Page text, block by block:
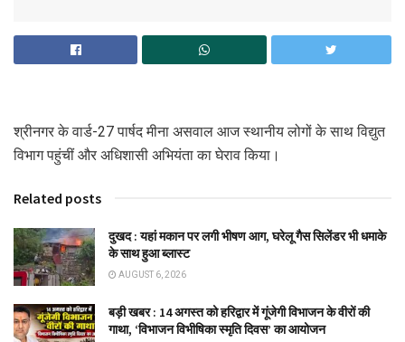
श्रीनगर के वार्ड-27 पार्षद मीना असवाल आज स्थानीय लोगों के साथ विद्युत
विभाग पहुंचीं और अधिशासी अभियंता का घेराव किया।
Related posts
दुखद : यहां मकान पर लगी भीषण आग, घरेलू गैस सिलेंडर भी धमाके
के साथ हुआ ब्लास्ट
AUGUST 6, 2026
बड़ी खबर : 14 अगस्त को हरिद्वार में गूंजेगी विभाजन के वीरों की
गाथा, ‘विभाजन विभीषिका स्मृति दिवस’ का आयोजन